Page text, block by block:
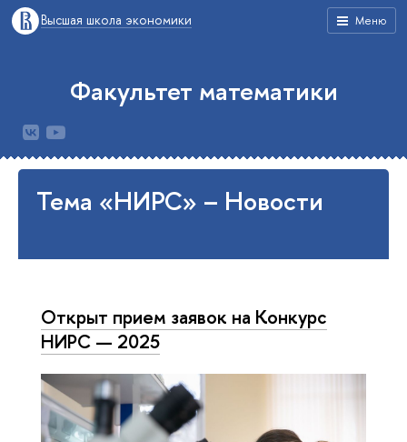
Меню
Высшая школа экономики
Факультет математики
Тема «НИРС» – Новости
Открыт прием заявок на Конкурс
НИРС — 2025